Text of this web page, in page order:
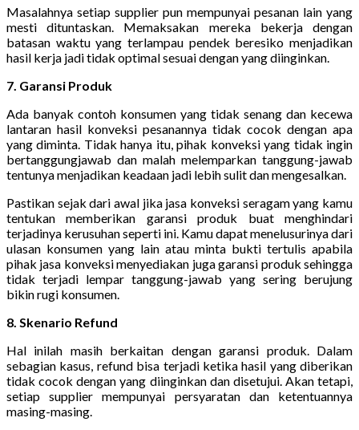
Masalahnya setiap supplier pun mempunyai pesanan lain yang
mesti dituntaskan. Memaksakan mereka bekerja dengan
batasan waktu yang terlampau pendek beresiko menjadikan
hasil kerja jadi tidak optimal sesuai dengan yang diinginkan.
7. Garansi Produk
Ada banyak contoh konsumen yang tidak senang dan kecewa
lantaran hasil konveksi pesanannya tidak cocok dengan apa
yang diminta. Tidak hanya itu, pihak konveksi yang tidak ingin
bertanggungjawab dan malah melemparkan tanggung-jawab
tentunya menjadikan keadaan jadi lebih sulit dan mengesalkan.
Pastikan sejak dari awal jika jasa konveksi seragam yang kamu
tentukan memberikan garansi produk buat menghindari
terjadinya kerusuhan seperti ini. Kamu dapat menelusurinya dari
ulasan konsumen yang lain atau minta bukti tertulis apabila
pihak jasa konveksi menyediakan juga garansi produk sehingga
tidak terjadi lempar tanggung-jawab yang sering berujung
bikin rugi konsumen.
8. Skenario Refund
Hal inilah masih berkaitan dengan garansi produk. Dalam
sebagian kasus, refund bisa terjadi ketika hasil yang diberikan
tidak cocok dengan yang diinginkan dan disetujui. Akan tetapi,
setiap supplier mempunyai persyaratan dan ketentuannya
masing-masing.